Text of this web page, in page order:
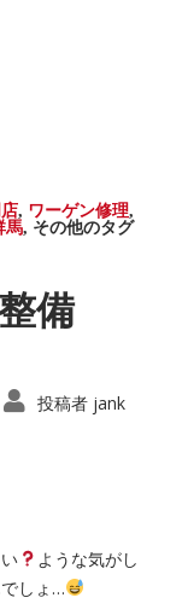
, ワーゲン修理,
馬, その他のタグ
備
投稿者 jank
ような気がし
しょ…